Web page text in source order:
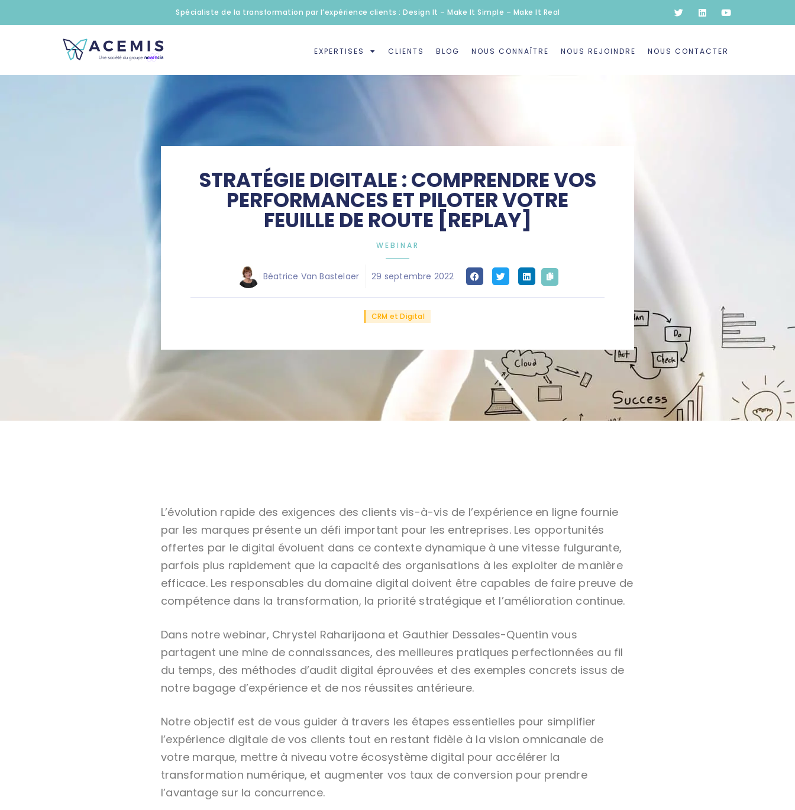
Spécialiste de la transformation par l’expérience clients : Design It – Make It Simple – Make It Real
EXPERTISES CLIENTS BLOG NOUS CONNAÎTRE NOUS REJOINDRE NOUS CONTACTER
STRATÉGIE DIGITALE : COMPRENDRE VOS
PERFORMANCES ET PILOTER VOTRE
FEUILLE DE ROUTE [REPLAY]
WEBINAR
Béatrice Van Bastelaer 29 septembre 2022
CRM et Digital
L’évolution rapide des exigences des clients vis-à-vis de l’expérience en ligne fournie
par les marques présente un défi important pour les entreprises. Les opportunités
offertes par le digital évoluent dans ce contexte dynamique à une vitesse fulgurante,
parfois plus rapidement que la capacité des organisations à les exploiter de manière
efficace. Les responsables du domaine digital doivent être capables de faire preuve de
compétence dans la transformation, la priorité stratégique et l’amélioration continue.
Dans notre webinar, Chrystel Raharijaona et Gauthier Dessales-Quentin vous
partagent une mine de connaissances, des meilleures pratiques perfectionnées au fil
du temps, des méthodes d’audit digital éprouvées et des exemples concrets issus de
notre bagage d’expérience et de nos réussites antérieure.
Notre objectif est de vous guider à travers les étapes essentielles pour simplifier
l’expérience digitale de vos clients tout en restant fidèle à la vision omnicanale de
votre marque, mettre à niveau votre écosystème digital pour accélérer la
transformation numérique, et augmenter vos taux de conversion pour prendre
l’avantage sur la concurrence.